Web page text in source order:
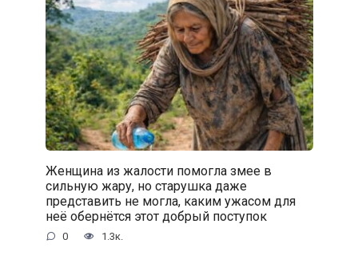
Женщина из жалости помогла змее в
сильную жару, но старушка даже
представить не могла, каким ужасом для
неё обернётся этот добрый поступок
0 1.3к.